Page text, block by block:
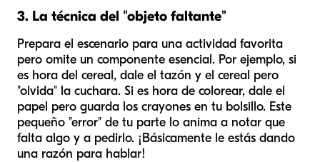
3. La técnica del "objeto faltante"
Prepara el escenario para una actividad favorita
pero omite un componente esencial. Por ejemplo, si
es hora del cereal, dale el tazón y el cereal pero
"olvida" la cuchara. Si es hora de colorear, dale el
papel pero guarda los crayones en tu bolsillo. Este
pequeño "error" de tu parte lo anima a notar que
falta algo y a pedirlo. ¡Básicamente le estás dando
una razón para hablar!